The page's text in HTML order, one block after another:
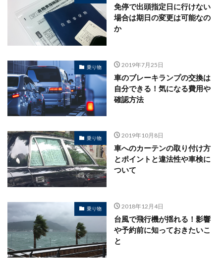
免停で出頭指定日に行けない
場合は期日の変更は可能なの
か
乗り物 2019年7月25日
車のブレーキランプの交換は
自分できる！気になる費用や
確認方法
乗り物 2019年10月8日
車へのカーテンの取り付け方
とポイントと違法性や車検に
ついて
乗り物 2018年12月4日
台風で飛行機が揺れる！影響
や予約前に知っておきたいこ
と